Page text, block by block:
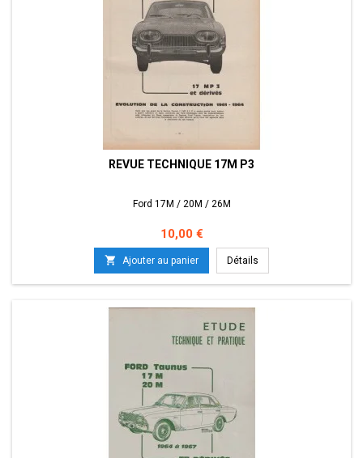
REVUE TECHNIQUE 17M P3
Ford 17M / 20M / 26M
Prix
10,00 €
 Ajouter au panier Détails